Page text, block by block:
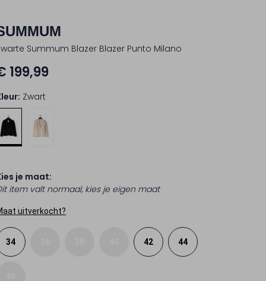
Summum Blazer Blazer Punto Milano
199,99
Zwart
je maat:
item valt normaal, kies je eigen maat
uitverkocht?
34 42 44